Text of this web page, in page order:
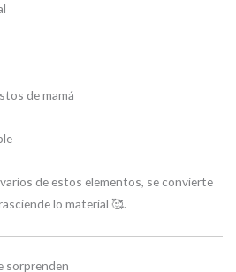
de mamá
de estos elementos, se convierte
lo material 🥰.
sorprenden